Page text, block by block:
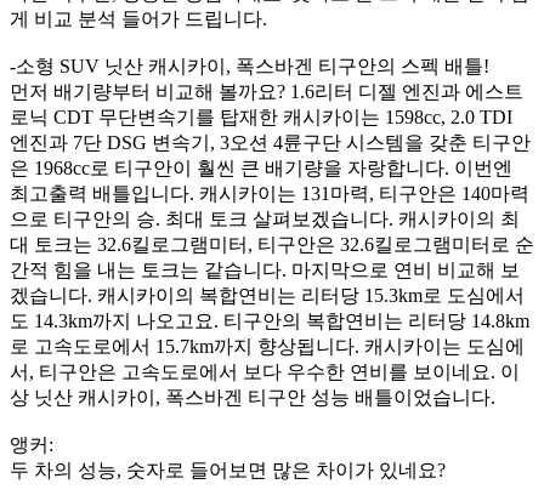
게 비교 분석 들어가 드립니다.
-소형 SUV 닛산 캐시카이, 폭스바겐 티구안의 스펙 배틀!
먼저 배기량부터 비교해 볼까요? 1.6리터 디젤 엔진과 에스트
로닉 CDT 무단변속기를 탑재한 캐시카이는 1598cc, 2.0 TDI
엔진과 7단 DSG 변속기, 3오션 4륜구단 시스템을 갖춘 티구안
은 1968cc로 티구안이 훨씬 큰 배기량을 자랑합니다. 이번엔
최고출력 배틀입니다. 캐시카이는 131마력, 티구안은 140마력
으로 티구안의 승. 최대 토크 살펴보겠습니다. 캐시카이의 최
대 토크는 32.6킬로그램미터, 티구안은 32.6킬로그램미터로 순
간적 힘을 내는 토크는 같습니다. 마지막으로 연비 비교해 보
겠습니다. 캐시카이의 복합연비는 리터당 15.3km로 도심에서
도 14.3km까지 나오고요. 티구안의 복합연비는 리터당 14.8km
로 고속도로에서 15.7km까지 향상됩니다. 캐시카이는 도심에
서, 티구안은 고속도로에서 보다 우수한 연비를 보이네요. 이
상 닛산 캐시카이, 폭스바겐 티구안 성능 배틀이었습니다.
앵커:
두 차의 성능, 숫자로 들어보면 많은 차이가 있네요?